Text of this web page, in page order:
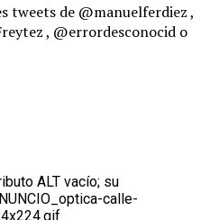
tweets de @manuelferdiez ,
, @errordesconocid o